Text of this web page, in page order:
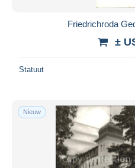
Friedrichroda
±
Statuut
Nieuw